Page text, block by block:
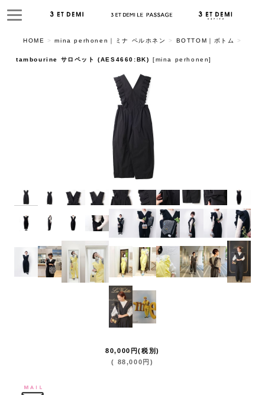
HOME > mina perhonen｜ミナ ペルホネン > BOTTOM｜ボトム >
tambourine サロペット (AES4660:BK) [mina perhonen]
80,000 円(税別)
( 88,000 円 )